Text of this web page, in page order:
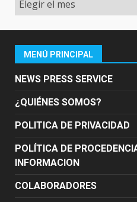
MENÚ PRINCIPAL
NEWS PRESS SERVICE
¿QUIÉNES SOMOS?
POLITICA DE PRIVACIDAD
POLÍTICA DE
INFORMACION
COLABORADORES